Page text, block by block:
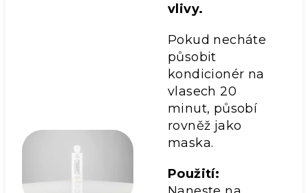
vlivy.
Pokud necháte
působit
kondicionér na
vlasech 20
minut, působí
rovněž jako
maska.
Použití: